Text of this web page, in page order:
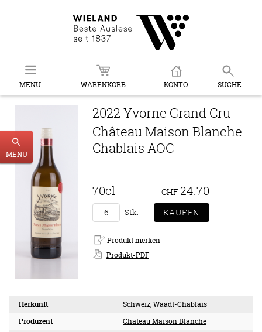
MENU WARENKORB KONTO SUCHE
MENU
2022 Yvorne Grand Cru
Château Maison Blanche
Chablais AOC
70cl CHF 24.70
Stk.
Produkt-PDF
Herkunft
Schweiz, Waadt-Chablais
Produzent
Chateau Maison Blanche